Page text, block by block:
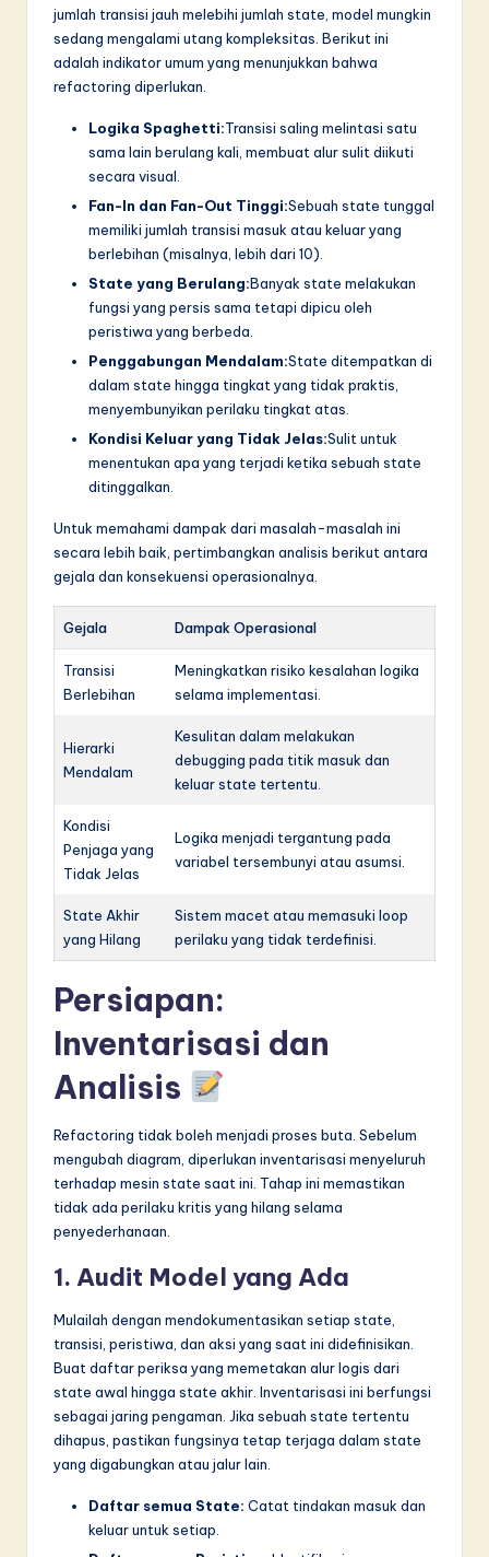
ejumlah transisi jauh melebihi jumlah state, model mungkin
sedang mengalami utang kompleksitas. Berikut ini
adalah indikator umum yang menunjukkan bahwa
refactoring diperlukan.
Logika Spaghetti:Transisi saling melintasi satu
sama lain berulang kali, membuat alur sulit diikuti
secara visual.
Fan-In dan Fan-Out Tinggi:Sebuah state tunggal
memiliki jumlah transisi masuk atau keluar yang
berlebihan (misalnya, lebih dari 10).
State yang Berulang:Banyak state melakukan
fungsi yang persis sama tetapi dipicu oleh
peristiwa yang berbeda.
Penggabungan Mendalam:State ditempatkan di
dalam state hingga tingkat yang tidak praktis,
menyembunyikan perilaku tingkat atas.
Kondisi Keluar yang Tidak Jelas:Sulit untuk
menentukan apa yang terjadi ketika sebuah state
ditinggalkan.
Untuk memahami dampak dari masalah-masalah ini
secara lebih baik, pertimbangkan analisis berikut antara
gejala dan konsekuensi operasionalnya.
Gejala Dampak Operasional
Transisi
Berlebihan
Meningkatkan risiko kesalahan logika
selama implementasi.
Hierarki
Mendalam
Kesulitan dalam melakukan
debugging pada titik masuk dan
keluar state tertentu.
Kondisi
Penjaga yang
Tidak Jelas
Logika menjadi tergantung pada
variabel tersembunyi atau asumsi.
State Akhir
yang Hilang
Sistem macet atau memasuki loop
perilaku yang tidak terdefinisi.
Persiapan:
Inventarisasi dan
Analisis
Refactoring tidak boleh menjadi proses buta. Sebelum
mengubah diagram, diperlukan inventarisasi menyeluruh
terhadap mesin state saat ini. Tahap ini memastikan
tidak ada perilaku kritis yang hilang selama
penyederhanaan.
1. Audit Model yang Ada
Mulailah dengan mendokumentasikan setiap state,
transisi, peristiwa, dan aksi yang saat ini didefinisikan.
Buat daftar periksa yang memetakan alur logis dari
state awal hingga state akhir. Inventarisasi ini berfungsi
sebagai jaring pengaman. Jika sebuah state tertentu
dihapus, pastikan fungsinya tetap terjaga dalam state
yang digabungkan atau jalur lain.
Daftar semua State: Catat tindakan masuk dan
keluar untuk setiap.